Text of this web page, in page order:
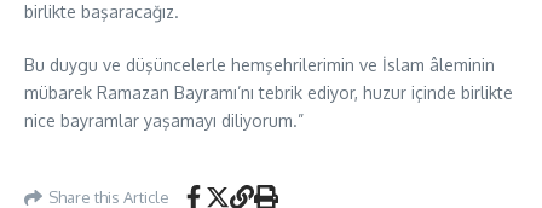
birlikte başaracağız.
Bu duygu ve düşüncelerle hemşehrilerimin ve İslam âleminin
mübarek Ramazan Bayramı’nı tebrik ediyor, huzur içinde birlikte
nice bayramlar yaşamayı diliyorum.”
Share this Article